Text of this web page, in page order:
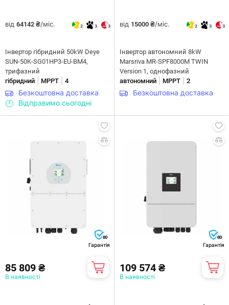
від 64142 ₴/міс. 2 3 3
Інвертор гібридний 50kW Deye
SUN-50K-SG01HP3-EU-BM4,
трифазний
гібридний
MPPT 4
Безкоштовна доставка
Відправимо сьогодні
від 15000 ₴/міс. 2 3 3
Інвертор автономний 8kW
Marsriva MR-SPF8000M TWIN
Version 1, однофазний
автономний
MPPT 2
Безкоштовна доставка
60
Гарантія
85 809 ₴
В наявності
60
Гарантія
109 574 ₴
В наявності